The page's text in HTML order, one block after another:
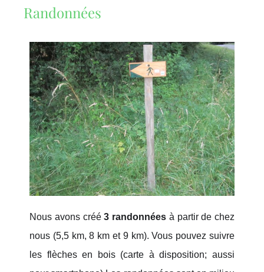
Randonnées
Nous avons créé3 randonnées à partir de chez
nous (5,5 km, 8 km et 9 km). Vous pouvez suivre
les flèches en bois (carte à disposition; aussi